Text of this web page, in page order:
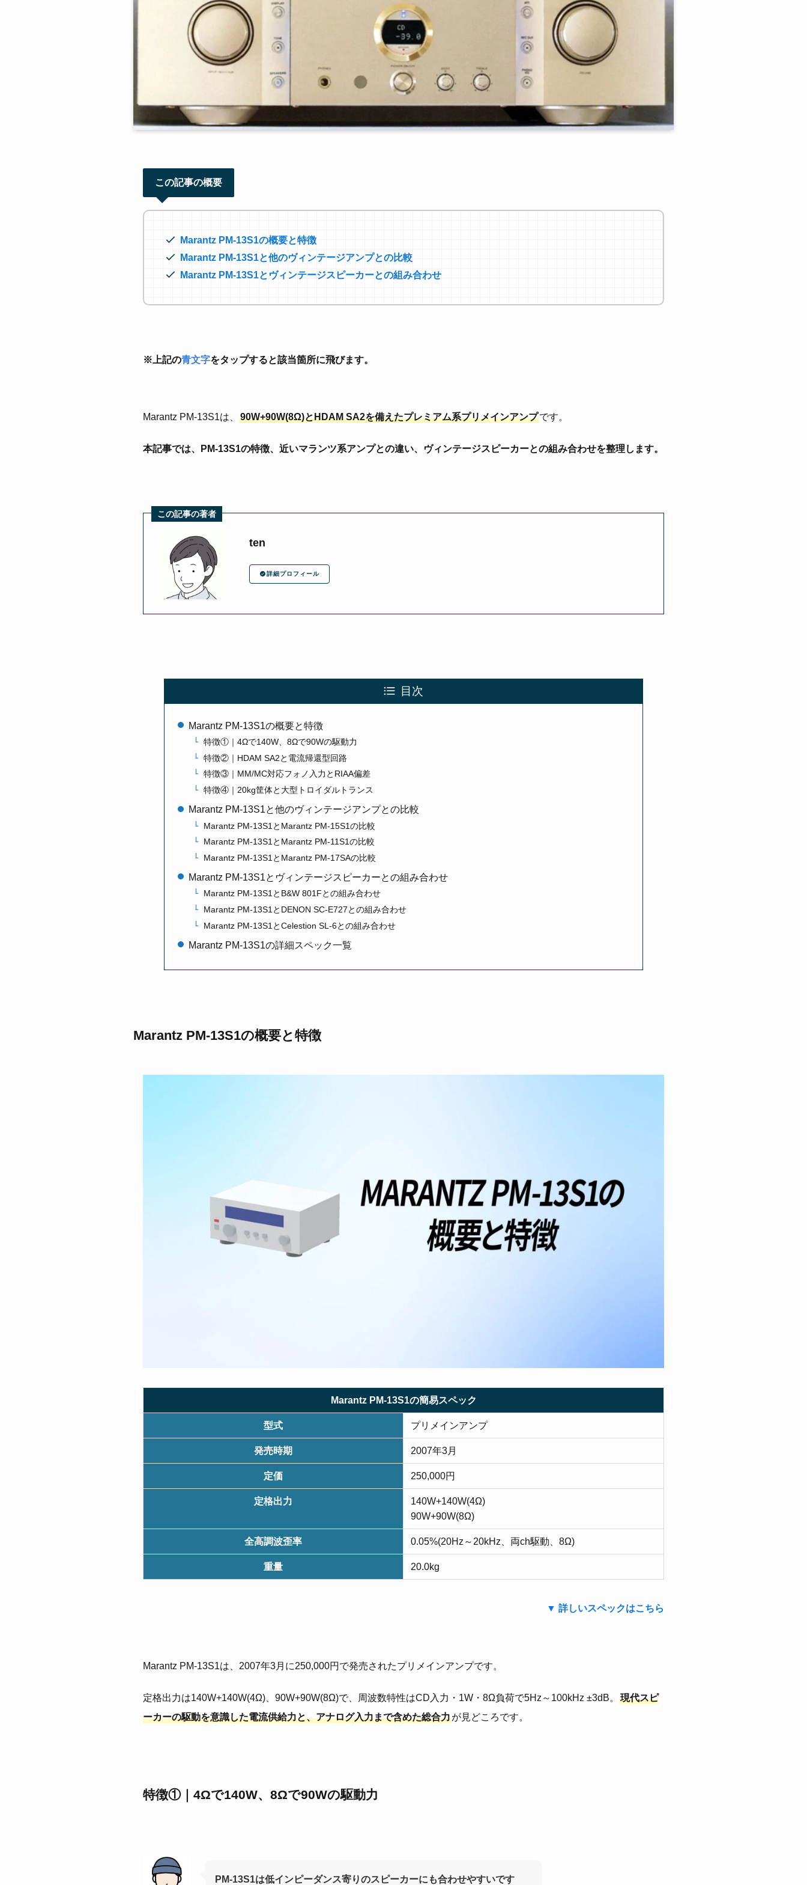
この記事の概要
Marantz PM-13S1の概要と特徴
Marantz PM-13S1と他のヴィンテージアンプとの比較
Marantz PM-13S1とヴィンテージスピーカーとの組み合わせ
※上記の青文字をタップすると該当箇所に飛びます。
Marantz PM-13S1は、 90W+90W(8Ω)とHDAM SA2を備えたプレミアム系プリメインアンプです。
本記事では、PM-13S1の特徴、近いマランツ系アンプとの違い、ヴィンテージスピーカーとの組み合わせを整理します。
この記事の著者
ten
詳細プロフィール
目次
Marantz PM-13S1の概要と特徴
特徴①｜4Ωで140W、8Ωで90Wの駆動力
特徴②｜HDAM SA2と電流帰還型回路
特徴③｜MM/MC対応フォノ入力とRIAA偏差
特徴④｜20kg筐体と大型トロイダルトランス
Marantz PM-13S1と他のヴィンテージアンプとの比較
Marantz PM-13S1とMarantz PM-15S1の比較
Marantz PM-13S1とMarantz PM-11S1の比較
Marantz PM-13S1とMarantz PM-17SAの比較
Marantz PM-13S1とヴィンテージスピーカーとの組み合わせ
Marantz PM-13S1とB&W 801Fとの組み合わせ
Marantz PM-13S1とDENON SC-E727との組み合わせ
Marantz PM-13S1とCelestion SL-6との組み合わせ
Marantz PM-13S1の詳細スペック一覧
Marantz PM-13S1の概要と特徴
Marantz PM-13S1の簡易スペック
型式 プリメインアンプ
発売時期 2007年3月
定価 250,000円
定格出力
140W+140W(4Ω)
90W+90W(8Ω)
全高調波歪率 0.05%(20Hz～20kHz、両ch駆動、8Ω)
重量 20.0kg
▼ 詳しいスペックはこちら
Marantz PM-13S1は、2007年3月に250,000円で発売されたプリメインアンプです。
定格出力は140W+140W(4Ω)、90W+90W(8Ω)で、周波数特性はCD入力・1W・8Ω負荷で5Hz～100kHz ±3dB。
現代スピ
ーカーの駆動を意識した電流供給力と、アナログ入力まで含めた総合力が見どころです。
特徴①｜4Ωで140W、8Ωで90Wの駆動力
PM-13S1は低インピーダンス寄りのスピーカーにも合わせやすいです